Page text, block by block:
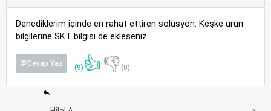
Denediklerim içinde en rahat ettiren solüsyon. Keşke ürün
bilgilerine SKT bilgisi de ekleseniz.
💬Cevap Yaz (9) 👍👎(0)